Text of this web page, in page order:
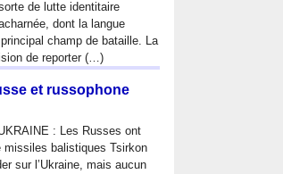
de lutte identitaire
dont la langue
champ de bataille. La
de reporter (…)
et russophone
: Les Russes ont
missiles balistiques Tsirkon
sur l’Ukraine, mais aucun